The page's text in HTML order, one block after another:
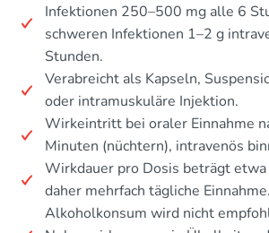
Infektionen 250–500 mg alle 6
schweren Infektionen 1–2 g
Stunden.
Verabreicht als Kapseln,
oder intramuskuläre Injektion.
Wirkeintritt bei oraler Einnahme
Minuten (nüchtern), intravenös
Wirkdauer pro Dosis beträgt
daher mehrfach tägliche Einnahme.
Alkoholkonsum wird nicht